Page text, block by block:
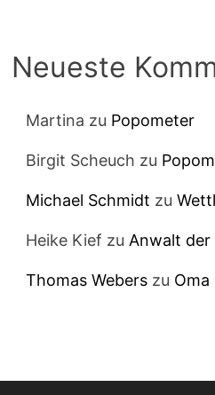
Neueste
Martina zu Popometer
Birgit Scheuch zu
Michael Schmidt zu
Heike Kief zu Anwalt der
Thomas Webers zu Oma